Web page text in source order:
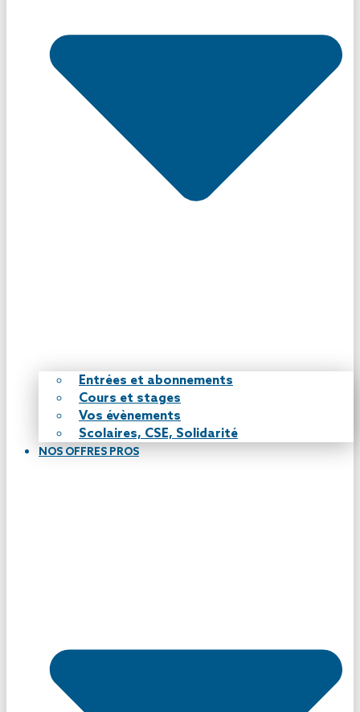
Entrées et abonnements
Cours et stages
Vos évènements
Scolaires, CSE, Solidarité
NOS OFFRES PROS